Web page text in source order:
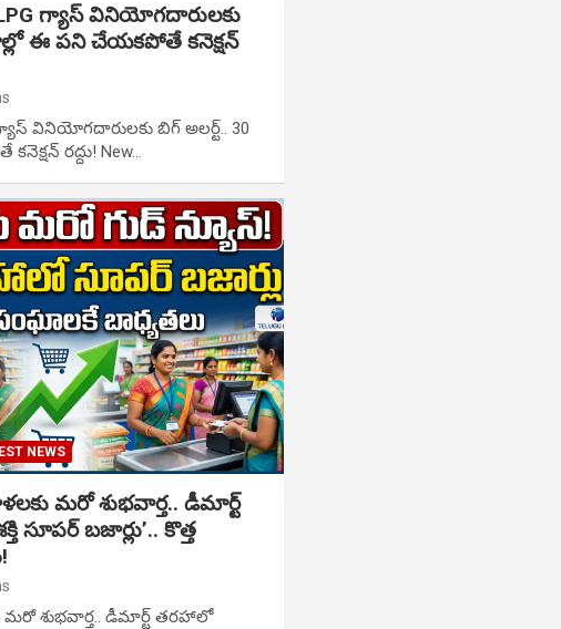
LPG గ్యాస్ వినియోగదారులకు
ఈ పని చేయకపోతే కనెక్షన్
గ్యాస్ వినియోగదారులకు బిగ్ అలర్ట్.. 30
రద్దు! New…
NEWS
మరో శుభవార్త.. డీమార్ట్
బజార్లు’.. కొత్త
మరో శుభవార్త.. డీమార్ట్ తరహాలో